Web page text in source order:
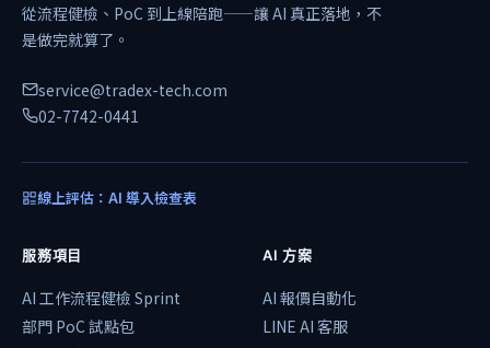
從流程健檢、PoC 到上線陪跑——讓 AI 真正落地，不
是做完就算了。
service@tradex-tech.com
02-7742-0441
線上評估：AI 導入檢查表
服務項目
AI 工作流程健檢 Sprint
部門 PoC 試點包
AI 方案
AI 報價自動化
LINE AI 客服